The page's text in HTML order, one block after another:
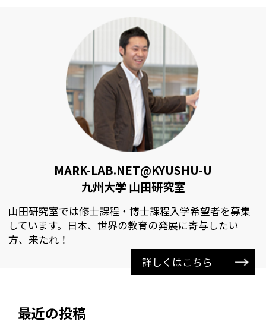
MARK-LAB.NET@KYUSHU-U
九州大学 山田研究室
山田研究室では修士課程・博士課程入学希望者を募集
しています。日本、世界の教育の発展に寄与したい
方、来たれ！
詳しくはこちら
最近の投稿